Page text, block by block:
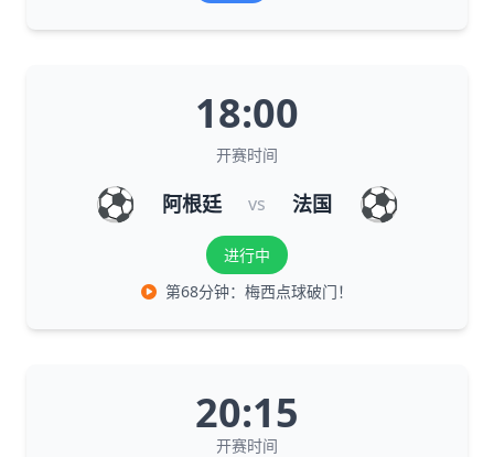
18:00
开赛时间
⚽ 阿根廷 vs 法国 ⚽
进行中
第68分钟：梅西点球破门！
20:15
开赛时间